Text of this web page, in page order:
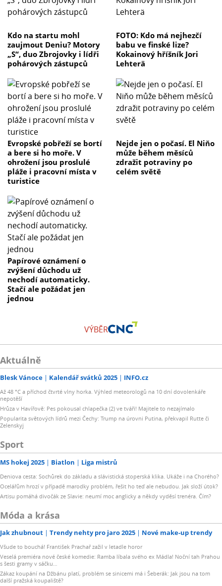
Kdo na startu mohl
zaujmout Deniu? Motory
„S“, duo Zbrojovky i lídři
pohárových zástupců
FOTO: Kdo má nejhezčí
babu ve finské lize?
Kokainový hříšník Jori
Lehterä
Evropské pobřeží se bortí
a bere si ho moře. V
ohrožení jsou proslulé
pláže i pracovní místa v
turistice
Nejde jen o počasí. El Niňo
může během měsíců
zdražit potraviny po
celém světě
Papírové oznámení o
zvýšení důchodu už
nechodí automaticky.
Stačí ale požádat jen
jednou
VÝBĚR
Aktuálně
Blesk Vánoce Kalendář svátků 2025 INFO.cz
Až 48 °C a příchod čtvrté vlny horka. Výhled meteorologů na 10 dní dovolenkáře
nepotěší
Hrůza v Havířově: Pes pokousal chlapečka (2) ve tváři! Majitele to nezajímalo
Popularita světových lídrů mezi Čechy: Trump na úrovni Putina, překvapil Rutte či
Zelenskyj
Sport
MS hokej 2025 Biatlon Liga mistrů
Deniova cesta: Sochůrek do základu a slávistická stoperská klika. Ukáže i na Chorého?
Ocelářům hrozí v případě marodky problém, řešit ho teď ale nebudou. Jak složí útok?
Artisu pomáhá divočák ze Slavie: neumí moc anglicky a někdy vyděsí trenéra. Čím?
Móda a krása
Jak zhubnout Trendy nehty pro jaro 2025 Nové make-up trendy
Všude to bouchá! František Prachař zažil v letadle horor
Veselá premiéra nové české komedie: Ramba líbala svého ex Mádla! Noční tah Prahou
s šesti gramy v sáčku…
Zákaz koupání na Džbánu platí, problém se sinicemi má i Šeberák: Jak jsou na tom
další pražská koupaliště?